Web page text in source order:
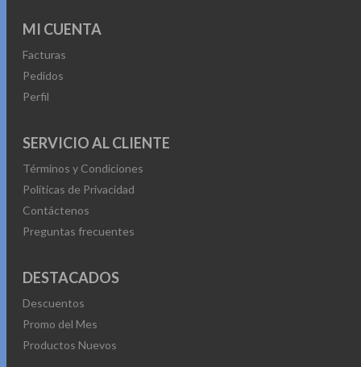
MI CUENTA
Facturas
Pedidos
Perfil
SERVICIO AL CLIENTE
Términos y Condiciones
Políticas de Privacidad
Contáctenos
Preguntas frecuentes
DESTACADOS
Descuentos
Promo del Mes
Productos Nuevos